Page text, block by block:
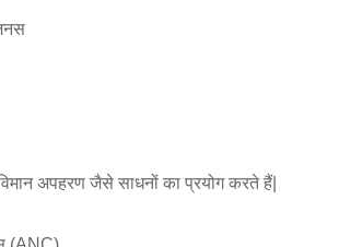
अपहरण जैसे साधनों का प्रयोग करते हैं|